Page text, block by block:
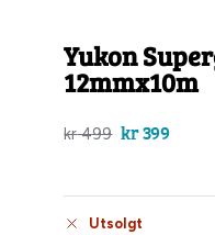
Yukon
12mmx10m
kr499 kr399
Utsolgt